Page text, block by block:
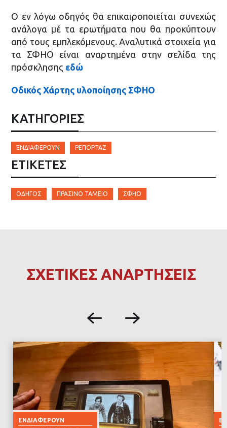
Ο εν λόγω οδηγός θα επικαιροποιείται συνεχώς
ανάλογα μέ τα ερωτήματα που θα προκύπτουν
από τους εμπλεκόμενους. Αναλυτικά στοιχεία για
τα ΣΦΗΟ είναι αναρτημένα στην σελίδα της
πρόσκλησης εδώ
Οδικός Χάρτης υλοποίησης ΣΦΗΟ
ΚΑΤΗΓΟΡΙΕΣ
ΕΝΔΙΑΦΈΡΟΥΝ ΡΕΠΟΡΤΆΖ
ΕΤΙΚΈΤΕΣ
ΟΔΗΓΌΣ ΠΡΆΣΙΝΟ ΤΑΜΕΊΟ ΣΦΗΟ
ΣΧΕΤΙΚΕΣ ΑΝΑΡΤΗΣΕΙΣ
ΕΝΔΙΑΦΈΡΟΥΝ